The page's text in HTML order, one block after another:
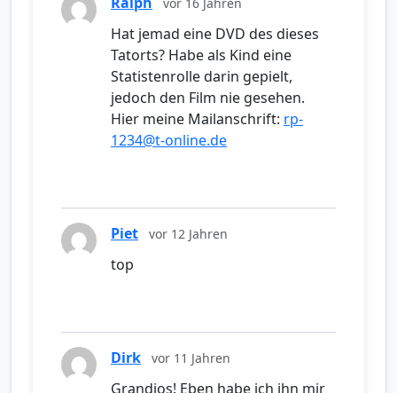
vor 16 Jahren
Hat jemad eine DVD des dieses
Tatorts? Habe als Kind eine
Statistenrolle darin gepielt,
jedoch den Film nie gesehen.
Hier meine Mailanschrift: rp-
1234@t-online.de
Piet vor 12 Jahren
top
Dirk vor 11 Jahren
Grandios! Eben habe ich ihn mir